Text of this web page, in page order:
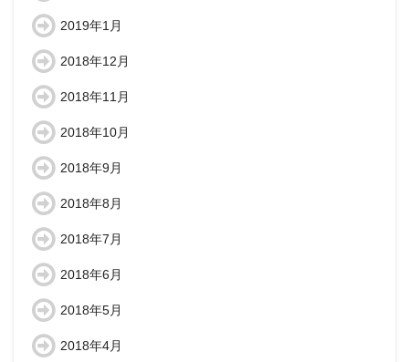
2019年1月
2018年12月
2018年11月
2018年10月
2018年9月
2018年8月
2018年7月
2018年6月
2018年5月
2018年4月